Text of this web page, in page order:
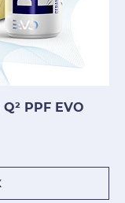
PPF EVO